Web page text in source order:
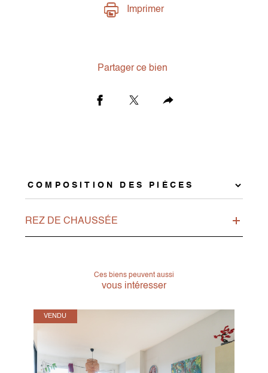
Imprimer
Partager ce bien
REZ DE CHAUSSÉE
Ces biens peuvent aussi
vous intéresser
VENDU